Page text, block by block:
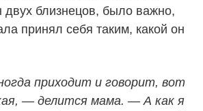
близнецов, было важно,
принял себя таким, какой он
приходит и говорит, вот
— делится мама. — А как я